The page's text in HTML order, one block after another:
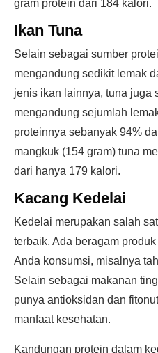
gram protein dari 184 kalori.
Ikan Tuna
Selain sebagai sumber
mengandung sedikit lemak
jenis ikan lainnya, tuna juga
mengandung sejumlah
proteinnya sebanyak 94%
mangkuk (154 gram) tuna
dari hanya 179 kalori.
Kacang Kedelai
Kedelai merupakan salah
terbaik. Ada beragam
Anda konsumsi, misalnya
Selain sebagai makanan
punya antioksidan dan
manfaat kesehatan.
Kandungan protein dalam